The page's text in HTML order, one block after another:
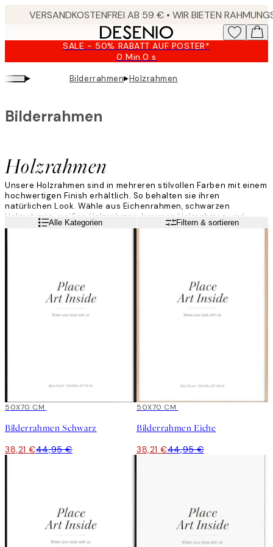
SALE - 50% RABATT AUF POSTER*
0 Min.0 s
Gültig
bis:
2026-
▸ Bilderrahmen▸Holzrahmen
Holzrahmen
Bilderrahmen
Unsere Holzrahmen sind in mehreren stilvollen Farben mit einem
hochwertigen Finish erhältlich. So behalten sie ihren
natürlichen Look. Wähle aus Eichenrahmen, schwarzen
Holzrahmen, weißen Holzrahmen, braunen Holzrahmen und
hellen Holzrahmen aus - alle mit elegantem und schmalem Profil.
WeiterlesenAlle Kategorien Filtern & sortieren
15%*
50X70 CM
Bilderrahmen Schwarz
38,21 €44,95 €
15%*
50X70 CM
Bilderrahmen Eiche
38,21 €44,95 €